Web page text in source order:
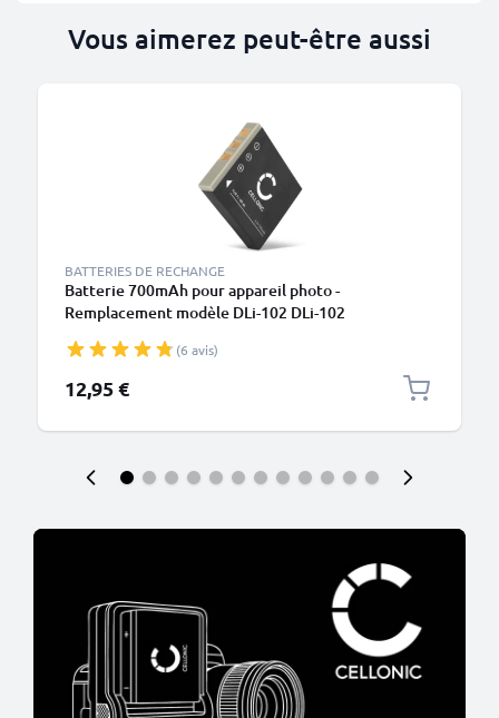
Vous aimerez peut-être aussi
BATTERIES DE RECHANGE
Batterie 700mAh pour appareil photo -
Remplacement modèle DLi-102 DLi-102
(6 avis)
12,95 €